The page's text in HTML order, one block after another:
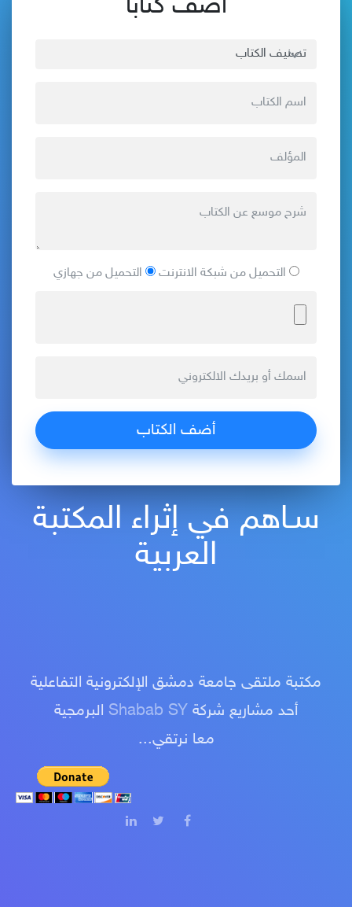
أضف كتاباً
التحميل من شبكة الانترنت التحميل من جهازي
سـاهم في إثراء المكتبة
العربية
مكتبة ملتقى جامعة دمشق الإلكترونية التفاعلية
أحد مشاريع شركة Shabab SY البرمجية
معا نرتقي...